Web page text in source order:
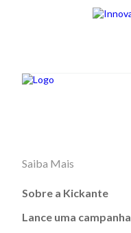
Saiba Mais
Sobre a Kickante
Lance uma campanha